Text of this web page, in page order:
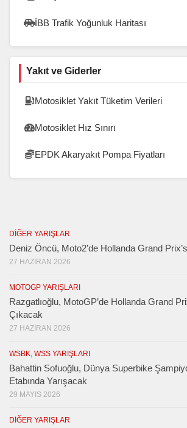
İBB Trafik Yoğunluk Haritası
Yakıt ve Giderler
Motosiklet Yakıt Tüketim Verileri
Motosiklet Hız Sınırı
EPDK Akaryakıt Pompa Fiyatları
DIĞER YARIŞLAR
Deniz Öncü, Moto2’de Hollanda Grand
27 HAZIRAN 2026
MOTOGP YARIŞLARI
Razgatlıoğlu, MotoGP’de Hollanda Grand
Çıkacak
27 HAZIRAN 2026
WSBK, WSS YARIŞLARI
Bahattin Sofuoğlu, Dünya Superbike
Etabında Yarışacak
29 MAYIS 2026
DIĞER YARIŞLAR